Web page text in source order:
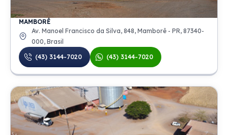
MAMBORÊ
Av. Manoel Francisco da Silva, 848, Mamborê - PR, 87340-
000, Brasil
(43) 3144-7020
(43) 3144-7020